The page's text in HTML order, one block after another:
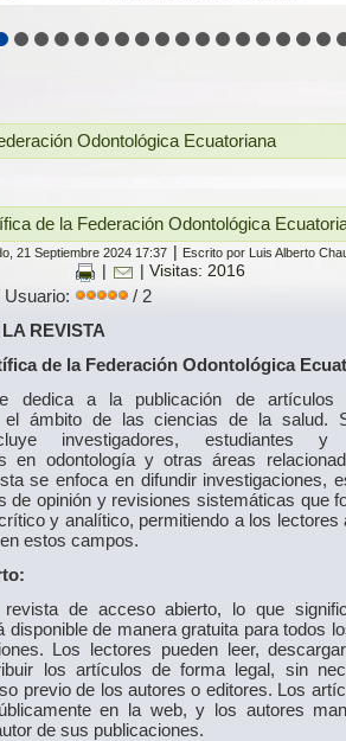
Odontológica Ecuatoriana
de la Federación Odontológica
21 Septiembre 2024 17:37 Escrito por Luis Alberto
| Visitas: 2016
Usuario:
/ 2
REVISTA
de la Federación Odontológica
dedica a la publicación de artículos
el ámbito de las ciencias de la salud.
investigadores, estudiantes y
en odontología y otras áreas
se enfoca en difundir investigaciones,
de opinión y revisiones sistemáticas que
y analítico, permitiendo a los lectores
estos campos.
de acceso abierto, lo que
disponible de manera gratuita para todos
Los lectores pueden leer,
los artículos de forma legal, sin
previo de los autores o editores. Los
en la web, y los autores
de sus publicaciones.